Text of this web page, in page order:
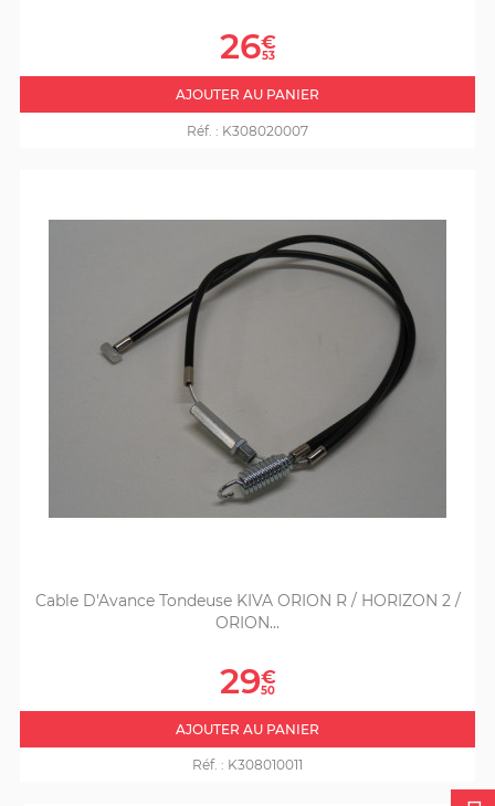
Prix
26€
53
AJOUTER AU PANIER
Réf. : K308020007
Cable D'Avance Tondeuse KIVA ORION R / HORIZON 2 /
ORION...
Prix
29€
50
AJOUTER AU PANIER
Réf. : K308010011